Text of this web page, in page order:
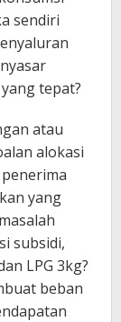
sendiri
tepat?
atau
alokasi
yang
subsidi,
LPG 3kg?
beban